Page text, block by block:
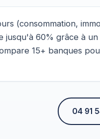
(consommation,
jusqu'à 60% grâce à un
15+ banques
04 91